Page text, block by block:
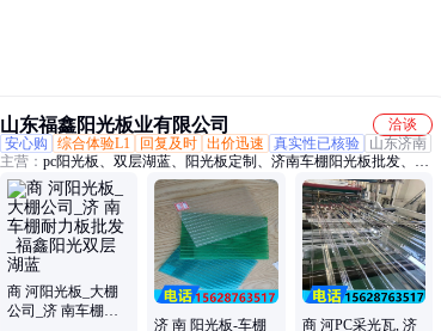
山东福鑫阳光板业有限公司
洽谈
安心购
综合体验L1 回复及时 出价迅速 真实性已核验
山东济南
主营： pc阳光板、双层湖蓝、阳光板定制、济南车棚阳光板批发、双
层阳光板、福鑫阳光板
商 河阳光板_大棚
公司_济 南车棚耐
济 南 阳光板-车棚
商 河PC采光瓦, 济